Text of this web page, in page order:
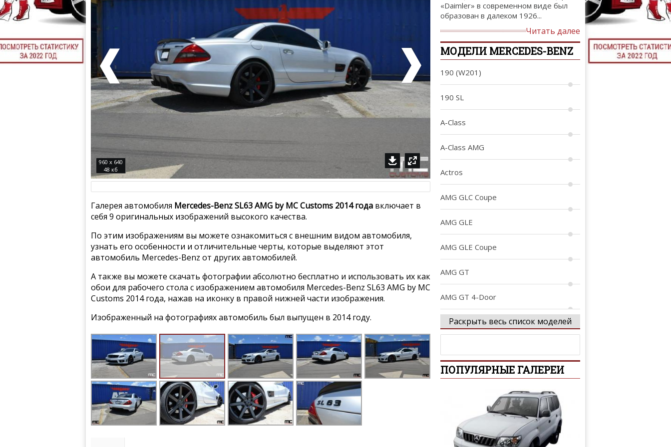
ТЮНИНГ
960 x 640
48 кб
Галерея автомобиля Mercedes-Benz SL63 AMG by MC Customs 2014 года включает в
себя 9 оригинальных изображений высокого качества.
По этим изображениям вы можете ознакомиться с внешним видом автомобиля,
узнать его особенности и отличительные черты, которые выделяют этот
автомобиль Mercedes-Benz от других автомобилей.
А также вы можете скачать фотографии абсолютно бесплатно и использовать их как
обои для рабочего стола с изображением автомобиля Mercedes-Benz SL63 AMG by MC
Customs 2014 года, нажав на иконку в правой нижней части изображения.
Изображенный на фотографиях автомобиль был выпущен в 2014 году.
«Daimler» в современном виде был
образован в далеком 1926...
Читать далее
МОДЕЛИ MERCEDES-BENZ
190 (W201)
190 SL
A-Class
A-Class AMG
Actros
AMG GLC Coupe
AMG GLE
AMG GLE Coupe
AMG GT
AMG GT 4-Door
AMG Project ONE
B-Class
C-Class AMG
Раскрыть весь список моделей
ПОПУЛЯРНЫЕ ГАЛЕРЕИ